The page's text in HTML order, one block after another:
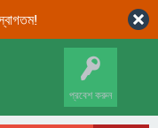
প্রবেশ করুন